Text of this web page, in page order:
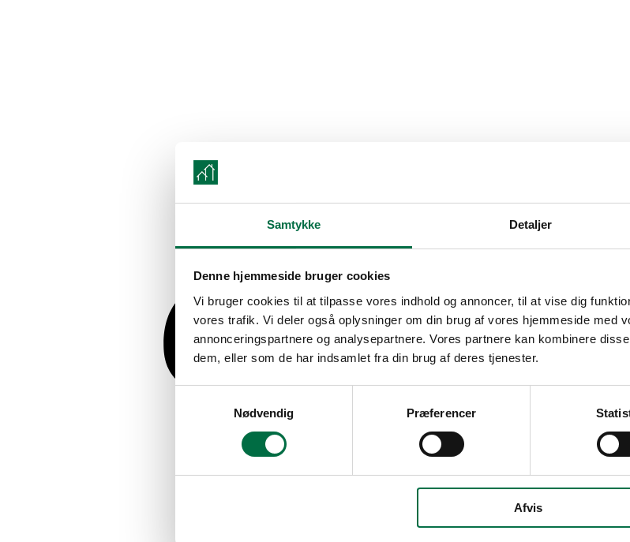
Samtykke Detaljer
Denne hjemmeside bruger cookies
Vi bruger cookies til at tilpasse vores indhold og annoncer, til at vise dig
vores trafik. Vi deler også oplysninger om din brug af vores hjemmeside med
annonceringspartnere og analysepartnere. Vores partnere kan kombinere
dem, eller som de har indsamlet fra din brug af deres tjenester.
Nødvendig
Præferencer
Afvis